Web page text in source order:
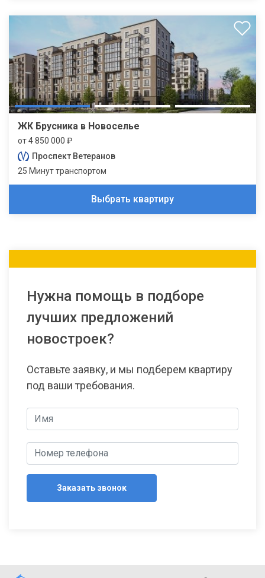
ЖК Брусника в Новоселье
от 4 850 000 ₽
Проспект Ветеранов
25 Минут транспортом
Выбрать квартиру
Нужна помощь в подборе
лучших предложений
новостроек?
Оставьте заявку, и мы подберем квартиру
под ваши требования.
Заказать звонок